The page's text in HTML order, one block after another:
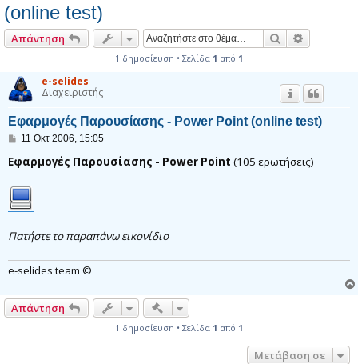
(online test)
Απάντηση Αναζήτηση
1 δημοσίευση • Σελίδα 1 από 1
e-selides
Διαχειριστής
Εφαρμογές Παρουσίασης - Power Point (online test)
Δ
μ
ο
ί
ε
υ
η
11 Οκτ 2006, 15:05
Εφαρμογές Παρουσίασης - Power Point (105 ερωτήσεις)
Πατήστε το παραπάνω εικονίδιο
e-selides team ©
Απάντηση Γρήγορα εργαλεία συντονισμού
1 δημοσίευση • Σελίδα 1 από 1
Μετάβαση σε